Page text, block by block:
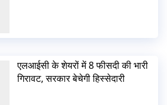
एलआईसी के शेयरों में 8 फीसदी की भारी
गिरावट, सरकार बेचेगी हिस्सेदारी